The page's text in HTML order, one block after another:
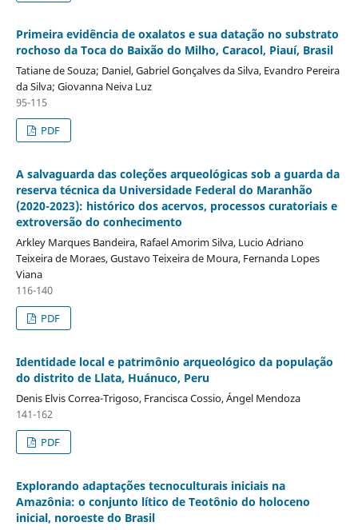
Primeira evidência de oxalatos e sua datação no substrato
rochoso da Toca do Baixão do Milho, Caracol, Piauí, Brasil
Tatiane de Souza; Daniel, Gabriel Gonçalves da Silva, Evandro Pereira
da Silva; Giovanna Neiva Luz
95-115
PDF
A salvaguarda das coleções arqueológicas sob a guarda da
reserva técnica da Universidade Federal do Maranhão
(2020-2023): histórico dos acervos, processos curatoriais e
extroversão do conhecimento
Arkley Marques Bandeira, Rafael Amorim Silva, Lucio Adriano
Teixeira de Moraes, Gustavo Teixeira de Moura, Fernanda Lopes
Viana
116-140
PDF
Identidade local e patrimônio arqueológico da população
do distrito de Llata, Huánuco, Peru
Denis Elvis Correa-Trigoso, Francisca Cossio, Ángel Mendoza
141-162
PDF
Explorando adaptações tecnoculturais iniciais na
Amazônia: o conjunto lítico de Teotônio do holoceno
inicial, noroeste do Brasil